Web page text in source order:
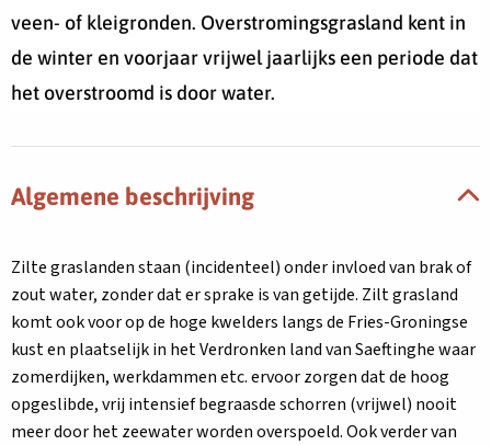
veen- of kleigronden. Overstromingsgrasland kent in
de winter en voorjaar vrijwel jaarlijks een periode dat
het overstroomd is door water.
Algemene beschrijving
Zilte graslanden staan (incidenteel) onder invloed van brak of
zout water, zonder dat er sprake is van getijde. Zilt grasland
komt ook voor op de hoge kwelders langs de Fries-Groningse
kust en plaatselijk in het Verdronken land van Saeftinghe waar
zomerdijken, werkdammen etc. ervoor zorgen dat de hoog
opgeslibde, vrij intensief begraasde schorren (vrijwel) nooit
meer door het zeewater worden overspoeld. Ook verder van